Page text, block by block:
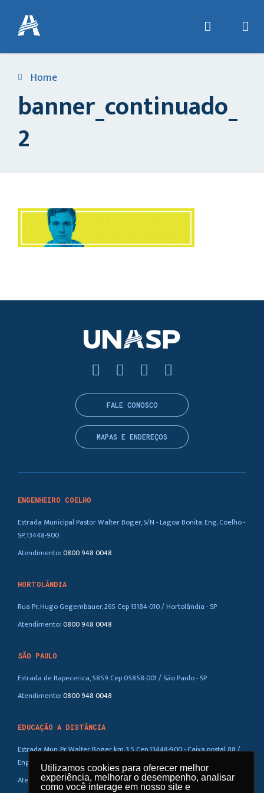
Utilizamos cookies para oferecer melhor
experiência, melhorar o desempenho, analisar
como você interage em nosso site e
Utilizamos cookies para oferecer melhor
experiência, melhorar o desempenho, analisar
como você interage em nosso site e
Home
banner_continuado_
2
ENGENHEIRO COELHO
Estrada Municipal Pastor Walter Boger, S/N - Lagoa Bonita, Eng. Coelho -
SP, 13448-900
Atendimento:0800 948 0048
HORTOLÂNDIA
Rua Pr. Hugo Gegembauer, 265 Cep 13184-010 / Hortolândia - SP
Atendimento:0800 948 0048
SÃO PAULO
Estrada de Itapecerica, 5859 Cep 05858-001 / São Paulo - SP
Atendimento:0800 948 0048
EDUCAÇÃO A DISTÂNCIA
Estrada Mun. Pr. Walter Boger, km 3,5 Cep 13448-900 - Caixa postal 88 /
Eng. Coelho – SP
Atendimento:0800 948 0048
FALE CONOSCO
MAPAS E ENDEREÇOS